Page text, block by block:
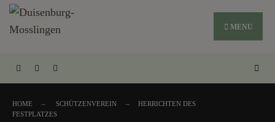
MENU
HOME SCHÜTZENVEREIN
HERRICHTEN DES
FESTPLATZES